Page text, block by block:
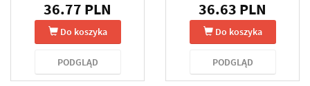
36.77 PLN
Do koszyka
PODGLĄD
36.63 PLN
Do koszyka
PODGLĄD